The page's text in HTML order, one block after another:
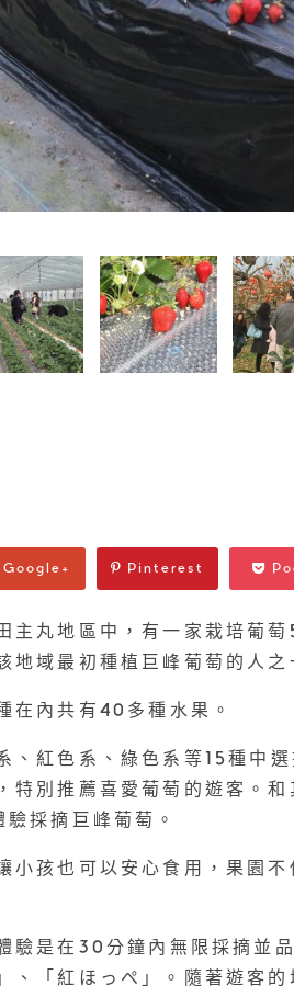
Google+ Pinterest
主丸地區中，有一家栽培葡
地域最初種植巨峰葡萄的人之
在內共有40多種水果。
、紅色系、綠色系等15種中
特別推薦喜愛葡萄的遊客。和
採摘巨峰葡萄。
小孩也可以安心食用，果園
驗是在30分鐘內無限採摘並
、「紅ほっぺ」。隨著遊客的